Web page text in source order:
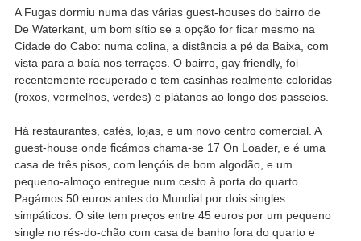
A Fugas dormiu numa das várias guest-houses do bairro de
De Waterkant, um bom sítio se a opção for ficar mesmo na
Cidade do Cabo: numa colina, a distância a pé da Baixa, com
vista para a baía nos terraços. O bairro, gay friendly, foi
recentemente recuperado e tem casinhas realmente coloridas
(roxos, vermelhos, verdes) e plátanos ao longo dos passeios.
Há restaurantes, cafés, lojas, e um novo centro comercial. A
guest-house onde ficámos chama-se 17 On Loader, e é uma
casa de três pisos, com lençóis de bom algodão, e um
pequeno-almoço entregue num cesto à porta do quarto.
Pagámos 50 euros antes do Mundial por dois singles
simpáticos. O site tem preços entre 45 euros por um pequeno
single no rés-do-chão com casa de banho fora do quarto e